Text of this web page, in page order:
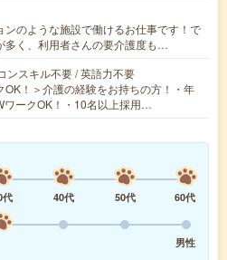
ンのような施設で働けるお仕事です！で
多く、利用者さんの要介護度も…
ンスキル不要 / 英語力不要
OK！＞介護の経験をお持ちの方！・年
ワークOK！・10名以上採用…
代 40代 50代
60代
男性